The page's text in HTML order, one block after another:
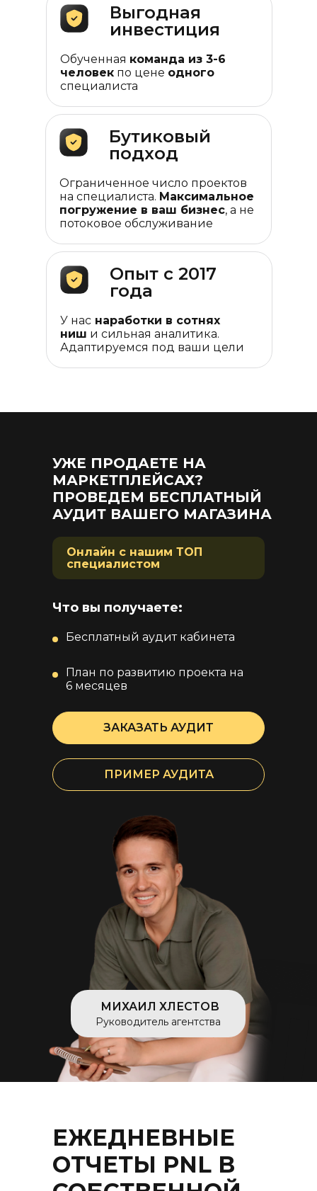
Обученная команда из 3-6
человек по цене одного
специалиста
Выгодная
инвестиция
Ограниченное число проектов
на специалиста. Максимальное
погружение в ваш бизнес, а не
потоковое обслуживание
Бутиковый
подход
У нас наработки в сотнях
ниш и сильная аналитика.
Адаптируемся под ваши цели
Опыт с 2017
года
ПРИМЕР АУДИТА
Онлайн с нашим ТОП
специалистом
ЗАКАЗАТЬ АУДИТ
Что вы получаете:
УЖЕ ПРОДАЕТЕ НА
МАРКЕТПЛЕЙСАХ?
ПРОВЕДЕМ БЕСПЛАТНЫЙ
АУДИТ ВАШЕГО МАГАЗИНА
Бесплатный аудит кабинета
План по развитию проекта на
6 месяцев
Руководитель агентства
МИХАИЛ ХЛЕСТОВ
ЕЖЕДНЕВНЫЕ
ОТЧЕТЫ PNL В